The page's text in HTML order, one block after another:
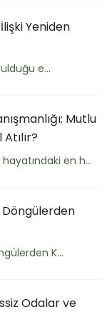
Yeniden
e...
Mutlu
hayatındaki en h...
Döngülerden
K...
Odalar ve